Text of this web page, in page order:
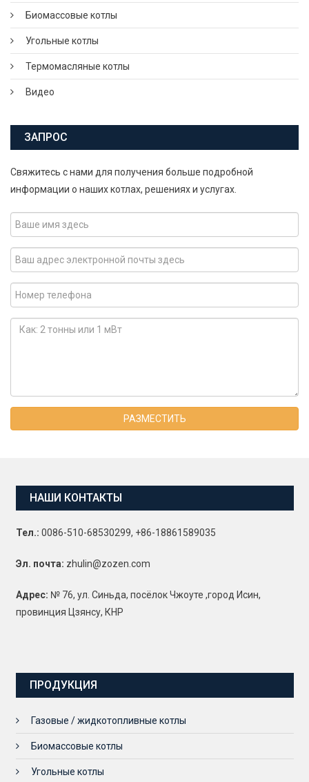
Биомассовые котлы
Угольные котлы
Термомасляные котлы
Видео
ЗАПРОС
Свяжитесь с нами для получения больше подробной
информации о наших котлах, решениях и услугах.
РАЗМЕСТИТЬ
НАШИ КОНТАКТЫ
Тел.: 0086-510-68530299, +86-18861589035
Эл. почта: zhulin@zozen.com
Адрес: № 76, ул. Синьда, посёлок Чжоуте ,город Исин,
провинция Цзянсу, КНР
ПРОДУКЦИЯ
Газовые / жидкотопливные котлы
Биомассовые котлы
Угольные котлы